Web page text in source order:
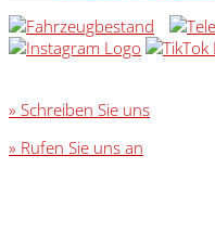
» Schreiben Sie uns
» Rufen Sie uns an